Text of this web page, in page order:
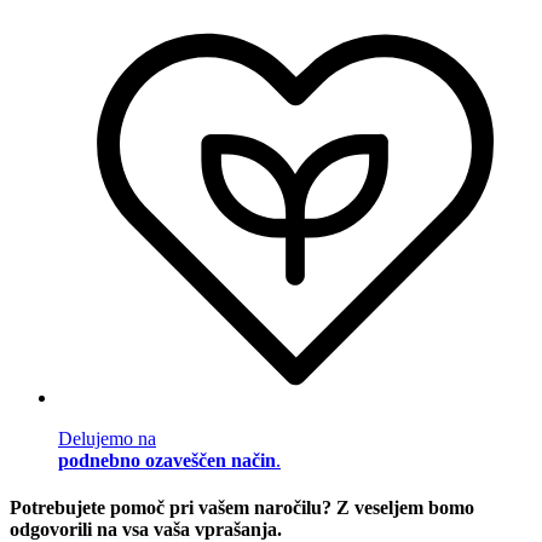
Delujemo na
podnebno ozaveščen način.
Potrebujete pomoč pri vašem naročilu? Z veseljem bomo
odgovorili na vsa vaša vprašanja.